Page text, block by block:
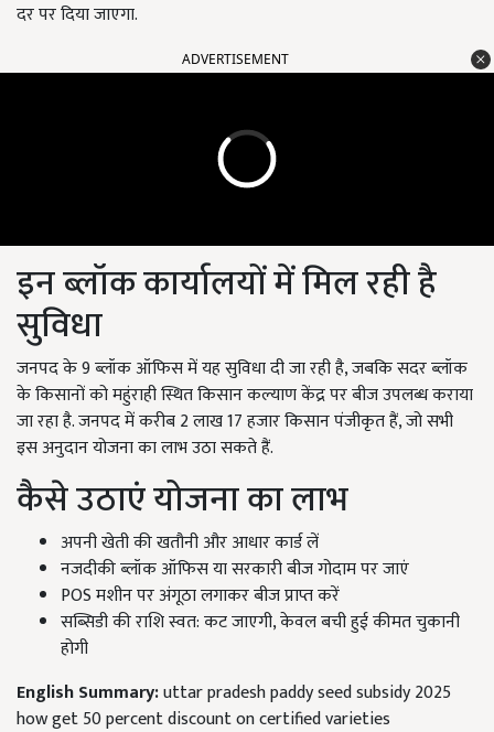
दर पर दिया जाएगा.
ADVERTISEMENT
इन ब्लॉक कार्यालयों में मिल रही है
सुविधा
जनपद के 9 ब्लॉक ऑफिस में यह सुविधा दी जा रही है, जबकि सदर ब्लॉक
के किसानों को महुंराही स्थित किसान कल्याण केंद्र पर बीज उपलब्ध कराया
जा रहा है. जनपद में करीब 2 लाख 17 हजार किसान पंजीकृत हैं, जो सभी
इस अनुदान योजना का लाभ उठा सकते हैं.
कैसे उठाएं योजना का लाभ
अपनी खेती की खतौनी और आधार कार्ड लें
नजदीकी ब्लॉक ऑफिस या सरकारी बीज गोदाम पर जाएं
POS मशीन पर अंगूठा लगाकर बीज प्राप्त करें
सब्सिडी की राशि स्वत: कट जाएगी, केवल बची हुई कीमत चुकानी
होगी
English Summary:uttar pradesh paddy seed subsidy 2025
how get 50 percent discount on certified varieties